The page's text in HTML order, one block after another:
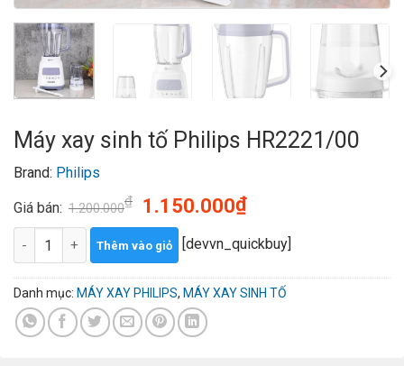
Máy xay sinh tố Philips HR2221/00
Brand: Philips
Giá bán: 1.200.000₫
Giá
gốc
là:
1.200.000₫.
1.150.000₫Giá
tại
1.150.000₫.
Máy xay sinh tố Philips HR2221/00 số lượng
Thêm vào giỏ [devvn_quickbuy]
Danh mục: MÁY XAY PHILIPS, MÁY XAY SINH TỐ